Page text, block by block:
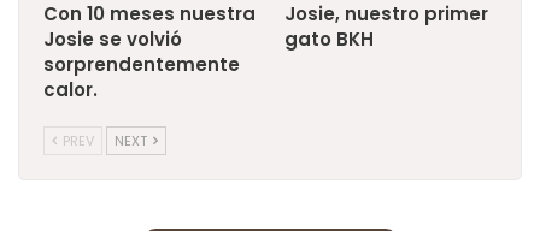
Con 10 meses nuestra
Josie se volvió
sorprendentemente
calor.
Josie, nuestro primer
gato BKH
PREV NEXT